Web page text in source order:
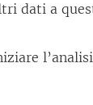
dati a